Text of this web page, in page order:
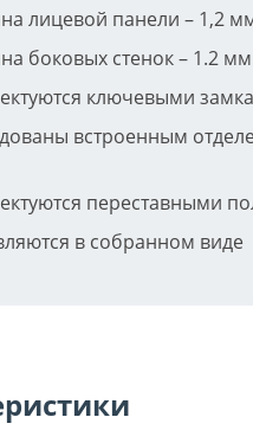
лицевой панели – 1,2
боковых стенок – 1.2 мм
ключевыми
встроенным
переставными
в собранном виде